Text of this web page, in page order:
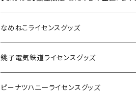
なめねこライセンスグッズ
Tシャツ
キャップ
銚子電気鉄道ライセンスグッズ
ステッカー
ピーナツハニーライセンスグッズ